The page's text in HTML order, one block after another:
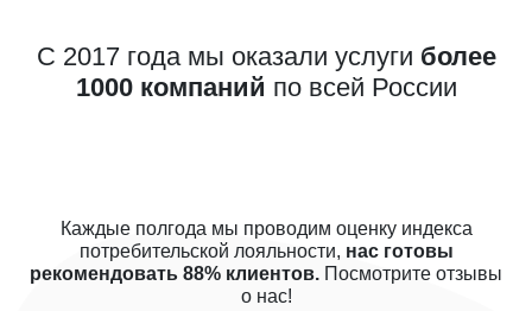
С 2017 года мы оказали услуги более
1000 компаний по всей России
Каждые полгода мы проводим оценку индекса
потребительской лояльности, нас готовы
рекомендовать 88% клиентов. Посмотрите отзывы
о нас!